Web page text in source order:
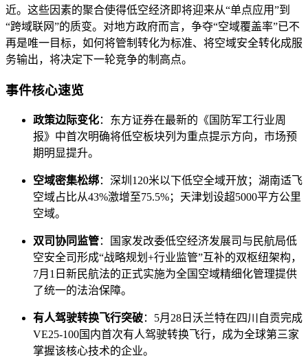
近。这些因素的聚合使得低空经济即将迎来从“单点应用”到
“跨域联网”的质变。对地方政府而言，争夺“空域覆盖率”已不
再是唯一目标，如何将管制转化为标准、将空域安全转化成服
务输出，将决定下一轮竞争的制高点。
事件核心速览
政策边际变化：东方证券在最新的《国防军工行业周
报》中首次明确将低空板块列为重点提示方向，市场预
期明显提升。
空域密集松绑：深圳120米以下低空全域开放；湖南适飞
空域占比从43%激增至75.5%；天津划设超5000平方公里
空域。
双司协同监管：国家发改委低空经济发展司与民航局低
空安全司形成“战略规划+行业监管”互补的双枢纽架构，
7月1日新民航法的正式实施为全国空域精细化管理提供
了统一的法治保障。
有人驾驶转换飞行突破：5月28日沃兰特在四川自贡完成
VE25-100国内首次有人驾驶转换飞行，成为全球第三家
掌握该核心技术的企业。